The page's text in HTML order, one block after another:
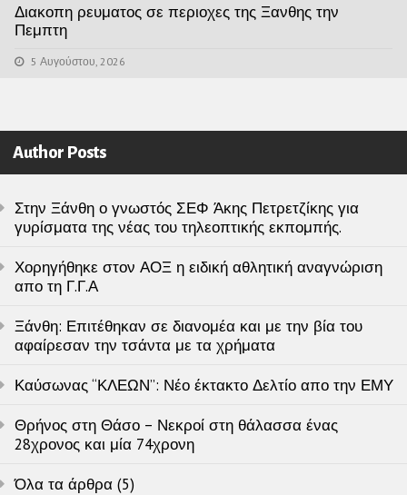
Διακοπη ρευματος σε περιοχες της Ξανθης την
Πεμπτη
5 Αυγούστου, 2026
Author Posts
Στην Ξάνθη ο γνωστός ΣΕΦ Άκης Πετρετζίκης για
γυρίσματα της νέας του τηλεοπτικής εκπομπής.
Χορηγήθηκε στον ΑΟΞ η ειδική αθλητική αναγνώριση
απο τη Γ.Γ.Α
Ξάνθη: Επιτέθηκαν σε διανομέα και με την βία του
αφαίρεσαν την τσάντα με τα χρήματα
Καύσωνας “ΚΛΕΩΝ”: Νέο έκτακτο Δελτίο απο την ΕΜΥ
Θρήνος στη Θάσο – Νεκροί στη θάλασσα ένας
28χρονος και μία 74χρονη
Όλα τα άρθρα (5)